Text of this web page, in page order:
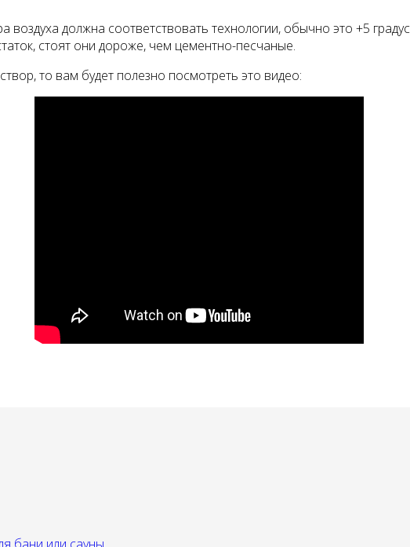
должна соответствовать технологии, обычно это +5
стоят они дороже, чем цементно-песчаные.
то вам будет полезно посмотреть это видео: